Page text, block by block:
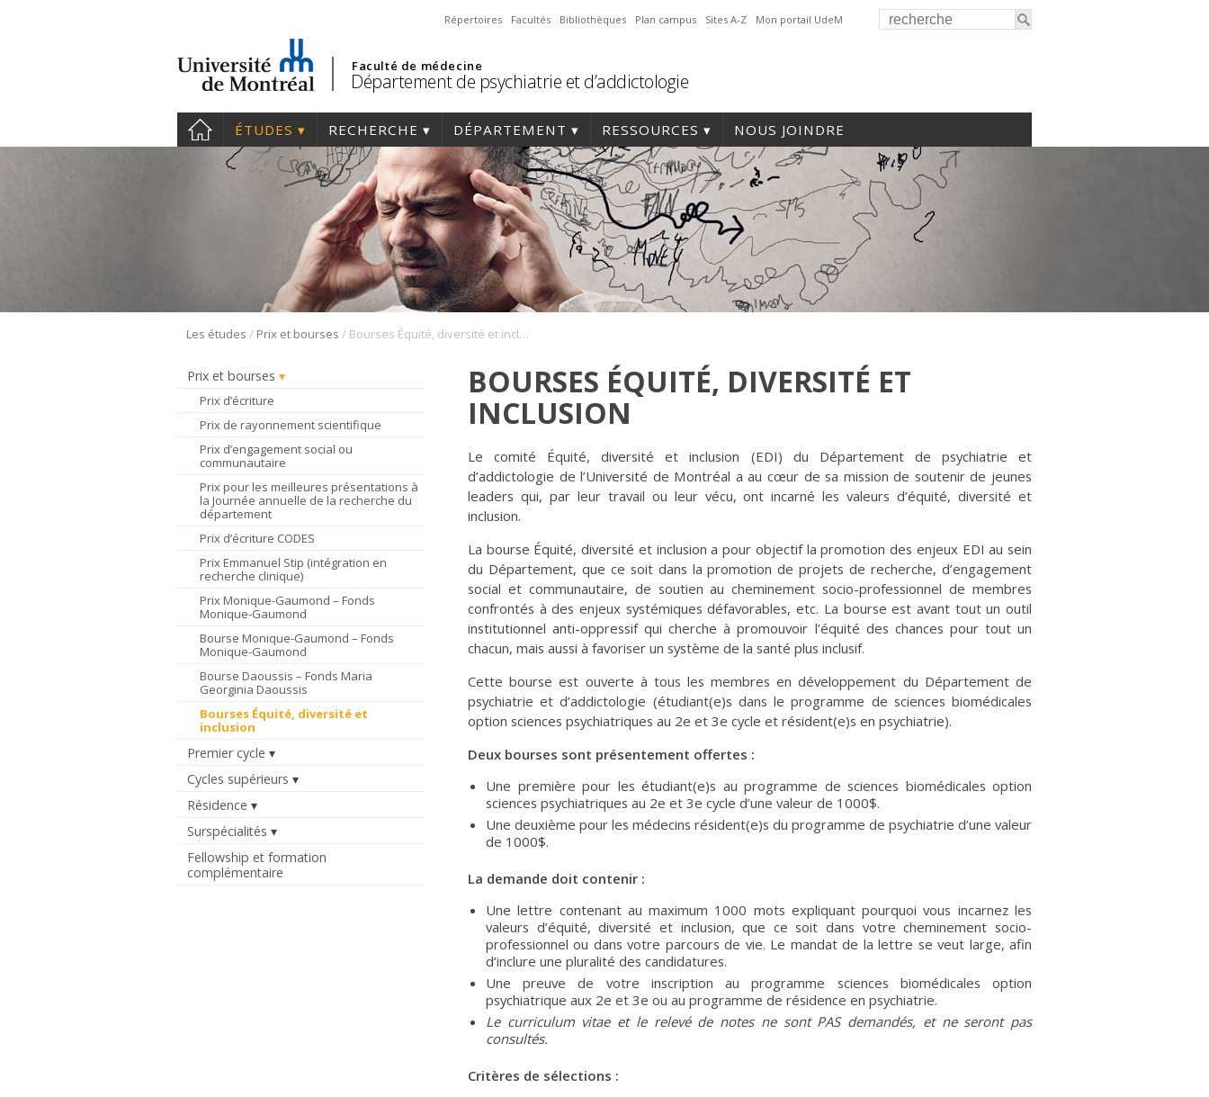
Répertoires Facultés Bibliothèques Plan campus Sites A-Z Mon portail UdeM
Faculté de médecine
Département de psychiatrie et d’addictologie
ÉTUDES RECHERCHE DÉPARTEMENT RESSOURCES NOUS JOINDRE
Les études / Prix et bourses / Bourses Équité, diversité et inclusion
Prix et bourses
Prix d’écriture
Prix de rayonnement scientifique
Prix d’engagement social ou
communautaire
Prix pour les meilleures présentations à
la Journée annuelle de la recherche du
département
Prix d’écriture CODES
Prix Emmanuel Stip (intégration en
recherche clinique)
Prix Monique-Gaumond – Fonds
Monique-Gaumond
Bourse Monique-Gaumond – Fonds
Monique-Gaumond
Bourse Daoussis – Fonds Maria
Georginia Daoussis
Bourses Équité, diversité et
inclusion
Premier cycle
Cycles supérieurs
Résidence
Surspécialités
Fellowship et formation
complémentaire
BOURSES ÉQUITÉ, DIVERSITÉ ET
INCLUSION
Le comité Équité, diversité et inclusion (EDI) du Département de psychiatrie et
d’addictologie de l’Université de Montréal a au cœur de sa mission de soutenir de jeunes
leaders qui, par leur travail ou leur vécu, ont incarné les valeurs d’équité, diversité et
inclusion.
La bourse Équité, diversité et inclusion a pour objectif la promotion des enjeux EDI au sein
du Département, que ce soit dans la promotion de projets de recherche, d’engagement
social et communautaire, de soutien au cheminement socio-professionnel de membres
confrontés à des enjeux systémiques défavorables, etc. La bourse est avant tout un outil
institutionnel anti-oppressif qui cherche à promouvoir l’équité des chances pour tout un
chacun, mais aussi à favoriser un système de la santé plus inclusif.
Cette bourse est ouverte à tous les membres en développement du Département de
psychiatrie et d’addictologie (étudiant(e)s dans le programme de sciences biomédicales
option sciences psychiatriques au 2e et 3e cycle et résident(e)s en psychiatrie).
Deux bourses sont présentement offertes :
Une première pour les étudiant(e)s au programme de sciences biomédicales option
sciences psychiatriques au 2e et 3e cycle d’une valeur de 1000$.
Une deuxième pour les médecins résident(e)s du programme de psychiatrie d’une valeur
de 1000$.
La demande doit contenir :
Une lettre contenant au maximum 1000 mots expliquant pourquoi vous incarnez les
valeurs d’équité, diversité et inclusion, que ce soit dans votre cheminement socio-
professionnel ou dans votre parcours de vie. Le mandat de la lettre se veut large, afin
d’inclure une pluralité des candidatures.
Une preuve de votre inscription au programme sciences biomédicales option
psychiatrique aux 2e et 3e ou au programme de résidence en psychiatrie.
Le curriculum vitae et le relevé de notes ne sont PAS demandés, et ne seront pas
consultés.
Critères de sélections :